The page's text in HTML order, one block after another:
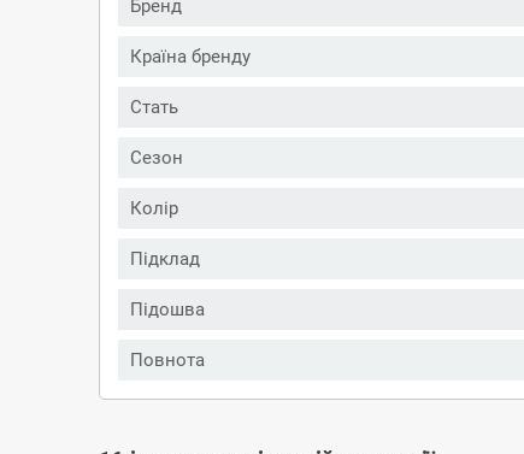
Бренд
Країна бренду
Стать
Сезон
Колір
Підклад
Підошва
Повнота